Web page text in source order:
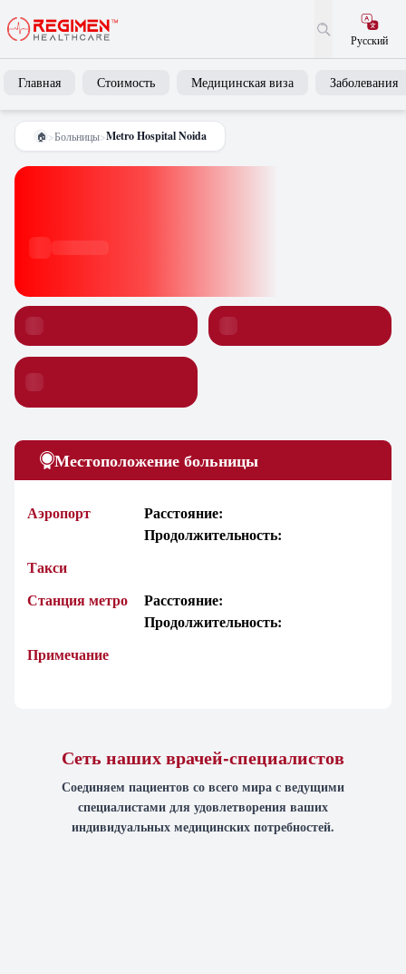
Русский
Главная Стоимость Медицинская виза Заболевания
🏠 >Больницы>Metro Hospital Noida
Местоположение больницы
Аэропорт
Расстояние:
Продолжительность:
Такси
Станция метро
Расстояние:
Продолжительность:
Примечание
Сеть наших врачей-специалистов
Соединяем пациентов со всего мира с ведущими
специалистами для удовлетворения ваших
индивидуальных медицинских потребностей.